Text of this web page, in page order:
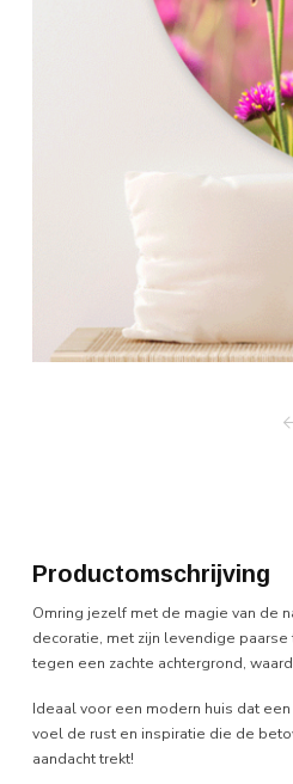
Productomschrijving
Omring jezelf met de magie van de
decoratie, met zijn levendige
tegen een zachte achtergrond,
Ideaal voor een modern huis dat
voel de rust en inspiratie die de
aandacht trekt!